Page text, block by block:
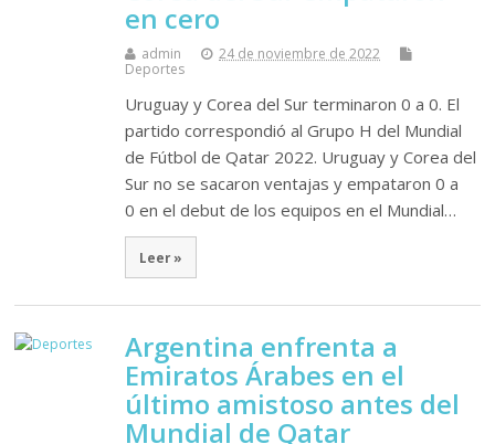
en cero
admin
24 de noviembre de 2022
Deportes
Uruguay y Corea del Sur terminaron 0 a 0. El
partido correspondió al Grupo H del Mundial
de Fútbol de Qatar 2022. Uruguay y Corea del
Sur no se sacaron ventajas y empataron 0 a
0 en el debut de los equipos en el Mundial…
Leer »
Argentina enfrenta a
Emiratos Árabes en el
último amistoso antes del
Mundial de Qatar